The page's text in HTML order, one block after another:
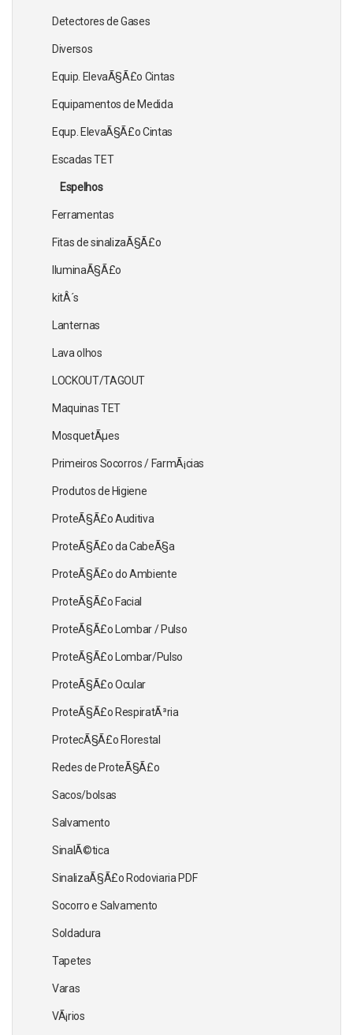
Detectores de Gases
Diversos
Equip. ElevaÃ§Ã£o Cintas
Equipamentos de Medida
Equp. ElevaÃ§Ã£o Cintas
Escadas TET
Espelhos
Ferramentas
Fitas de sinalizaÃ§Ã£o
IluminaÃ§Ã£o
kitÂ´s
Lanternas
Lava olhos
LOCKOUT/TAGOUT
Maquinas TET
MosquetÃµes
Primeiros Socorros / FarmÃ¡cias
Produtos de Higiene
ProteÃ§Ã£o Auditiva
ProteÃ§Ã£o da CabeÃ§a
ProteÃ§Ã£o do Ambiente
ProteÃ§Ã£o Facial
ProteÃ§Ã£o Lombar / Pulso
ProteÃ§Ã£o Lombar/Pulso
ProteÃ§Ã£o Ocular
ProteÃ§Ã£o RespiratÃ³ria
ProtecÃ§Ã£o Florestal
Redes de ProteÃ§Ã£o
Sacos/bolsas
Salvamento
SinalÃ©tica
SinalizaÃ§Ã£o Rodoviaria PDF
Socorro e Salvamento
Soldadura
Tapetes
Varas
VÃ¡rios